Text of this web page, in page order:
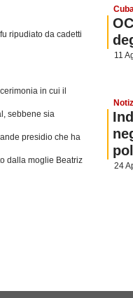
ripudiato da cadetti
in cui il
sebbene sia
presidio che ha
dalla moglie Beatriz
11
24